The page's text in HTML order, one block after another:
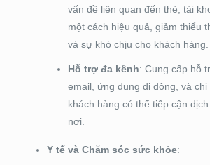
vấn đề liên quan đến thẻ, tài
một cách hiệu quả, giảm thiểu
và sự khó chịu cho khách hàng.
Hỗ trợ đa kênh: Cung cấp hỗ
email, ứng dụng di động, và
khách hàng có thể tiếp cận
nơi.
Y tế và Chăm sóc sức khỏe: